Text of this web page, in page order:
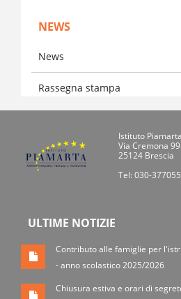
NEWS
News
Rassegna stampa
Istituto Piamarta
Via Cremona 99
25124 Brescia
Tel: 030-
ULTIME NOTIZIE
Contributo alle famiglie per
- anno scolastico 2025/2026
Chiusura estiva e orari di